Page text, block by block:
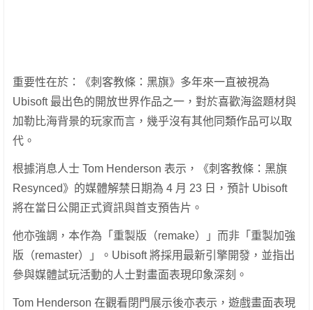
重要性在於：《刺客教條：黑旗》多年來一直被視為
Ubisoft 最出色的開放世界作品之一，對於喜歡海盜題材與
加勒比海背景的玩家而言，幾乎沒有其他同類作品可以取
代。
根據消息人士 Tom Henderson 表示，《刺客教條：黑旗
Resynced》的媒體解禁日期為 4 月 23 日，預計 Ubisoft
將在當日公開正式資訊與首支預告片。
他亦強調，本作為「重製版（remake）」而非「重製加強
版（remaster）」。Ubisoft 將採用最新引擎開發，並指出
參與媒體試玩活動的人士對畫面表現印象深刻。
Tom Henderson 在觀看閉門展示後亦表示，遊戲畫面表現